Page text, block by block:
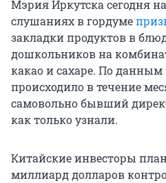
Мэрия Иркутска сегодня
слушаниях в гордуме
закладки продуктов в
дошкольников на
какао и сахаре. По
происходило в течение
самовольно бывший
как только узнали.
Китайские инвесторы
миллиард долларов